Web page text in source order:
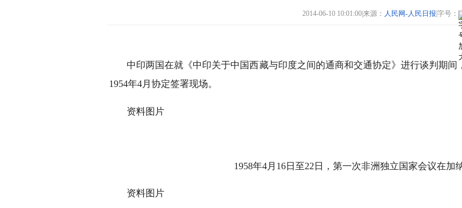
2014-06-10 10:01:00|来源： 人民网-人民日报 字号：
中印两国在就《中印关于中国西藏与印度之间的通商和交通协定》进行谈判期
1954年4月协定签署现场。
资料图片
1958年4月16日至22日，第一次非洲独立国家会议在加
资料图片